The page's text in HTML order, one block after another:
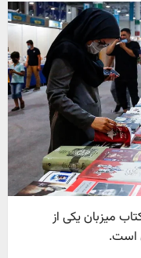
میزبان یکی از